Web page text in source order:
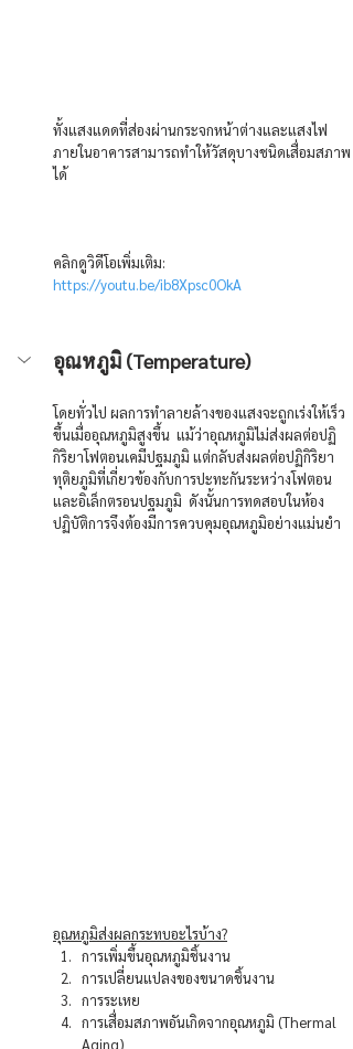
ทั้งแสงแดดที่ส่องผ่านกระจกหน้าต่างและแสงไฟ
ภายในอาคารสามารถทำให้วัสดุบางชนิดเสื่อมสภาพ
ได้
คลิกดูวิดีโอเพิ่มเติม:
https://youtu.be/ib8Xpsc0OkA
อุณหภูมิ (Temperature)
โดยทั่วไป ผลการทำลายล้างของแสงจะถูกเร่งให้เร็ว
ขึ้นเมื่ออุณหภูมิสูงขึ้น  แม้ว่าอุณหภูมิไม่ส่งผลต่อปฏิ
กิริยาโฟตอนเคมีปฐมภูมิ แต่กลับส่งผลต่อปฏิกิริยา
ทุติยภูมิที่เกี่ยวข้องกับการปะทะกันระหว่างโฟตอน
และอิเล็กตรอนปฐมภูมิ  ดังนั้นการทดสอบในห้อง
ปฏิบัติการจึงต้องมีการควบคุมอุณหภูมิอย่างแม่นยำ
อุณหภูมิส่งผลกระทบอะไรบ้าง?
การเพิ่มขึ้นอุณหภูมิชิ้นงาน
การเปลี่ยนแปลงของขนาดชิ้นงาน
การระเหย
การเสื่อมสภาพอันเกิดจากอุณหภูมิ (Thermal
Aging)